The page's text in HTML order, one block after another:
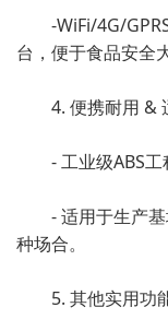
-WiFi/4G/GPRS
台，便于食品安全
4. 便携耐用 &
- 工业级ABS工
- 适用于生产基
种场合。
5. 其他实用功